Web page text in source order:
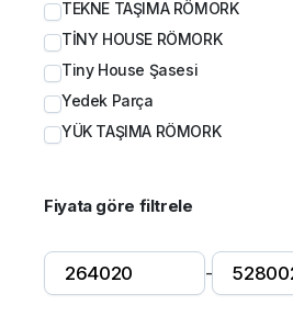
TEKNE TAŞIMA RÖMORK
TİNY HOUSE RÖMORK
Tiny House Şasesi
Yedek Parça
YÜK TAŞIMA RÖMORK
Fiyata göre filtrele
-